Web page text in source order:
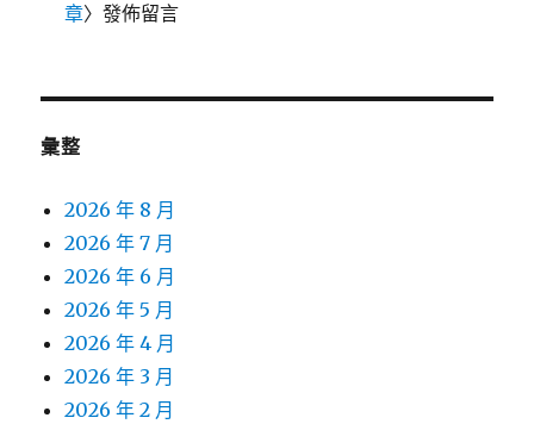
章〉發佈留言
彙整
2026 年 8 月
2026 年 7 月
2026 年 6 月
2026 年 5 月
2026 年 4 月
2026 年 3 月
2026 年 2 月